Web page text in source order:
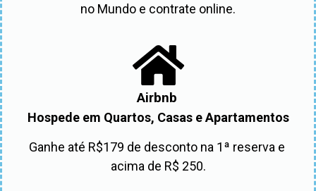
no Mundo e contrate online.
Airbnb
Hospede em Quartos, Casas e Apartamentos
Ganhe até R$179 de desconto na 1ª reserva e
acima de R$ 250.